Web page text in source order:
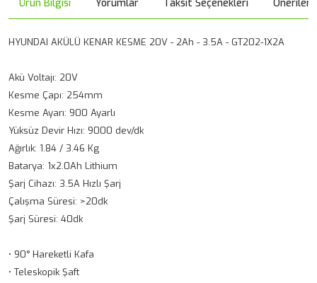
Ürün Bilgisi Yorumlar Taksit Seçenekleri
HYUNDAI AKÜLÜ KENAR KESME 20V - 2Ah - 3.5A - GT202-1X2A
Akü Voltajı: 20V
Kesme Çapı: 254mm
Kesme Ayarı: 900 Ayarlı
Yüksüz Devir Hızı: 9000 dev/dk
Ağırlık: 1.84 / 3.46 Kg
Batarya: 1x2.0Ah Lithium
Şarj Cihazı: 3.5A Hızlı Şarj
Çalışma Süresi: >20dk
Şarj Süresi: 40dk
• 90° Hareketli Kafa
• Teleskopik Şaft